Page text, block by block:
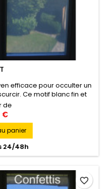
efficace pour occulter un
Ce motif blanc fin et
permet en effet de se
de recréer un espace
tamisée, tout en
et confort visuel.
de
€
panier
24/48h
favorite_border